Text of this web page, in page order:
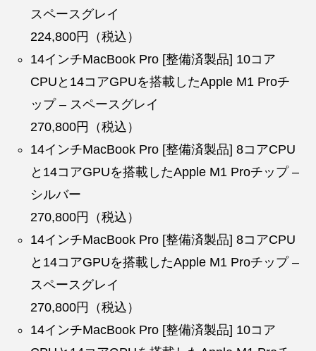
スペースグレイ
224,800円（税込）
14インチMacBook Pro [整備済製品] 10コア
CPUと14コアGPUを搭載したApple M1 Proチ
ップ – スペースグレイ
270,800円（税込）
14インチMacBook Pro [整備済製品] 8コアCPU
と14コアGPUを搭載したApple M1 Proチップ –
シルバー
270,800円（税込）
14インチMacBook Pro [整備済製品] 8コアCPU
と14コアGPUを搭載したApple M1 Proチップ –
スペースグレイ
270,800円（税込）
14インチMacBook Pro [整備済製品] 10コア